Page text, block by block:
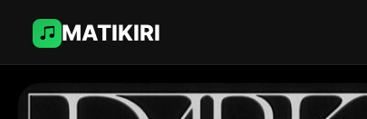
MATIKIRI